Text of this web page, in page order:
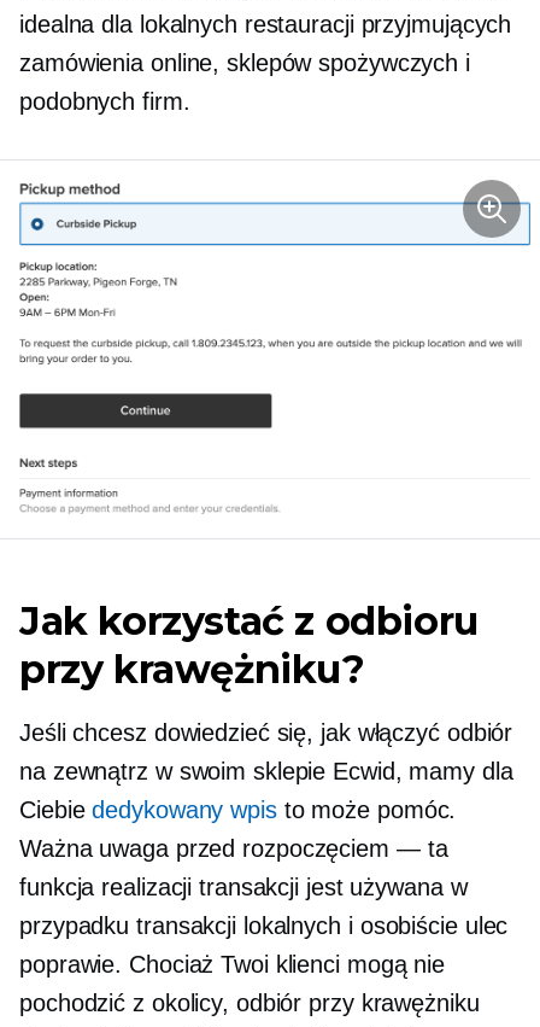
idealna dla lokalnych restauracji przyjmujących
zamówienia online, sklepów spożywczych i
podobnych firm.
Jak korzystać z odbioru
przy krawężniku?
Jeśli chcesz dowiedzieć się, jak włączyć odbiór
na zewnątrz w swoim sklepie Ecwid, mamy dla
Ciebiededykowany wpisto może pomóc.
Ważna uwaga przed rozpoczęciem — ta
funkcja realizacji transakcji jest używana w
przypadku transakcji lokalnych i osobiścieulec
poprawie. Chociaż Twoi klienci mogą nie
pochodzić z okolicy, odbiór przy krawężniku